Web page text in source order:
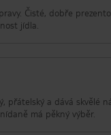
Čisté, dobře
jídla.
přátelský a dává skvělé
má pěkný výběr.